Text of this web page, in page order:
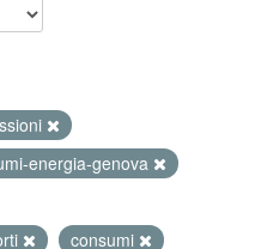
energia-genova
consumi